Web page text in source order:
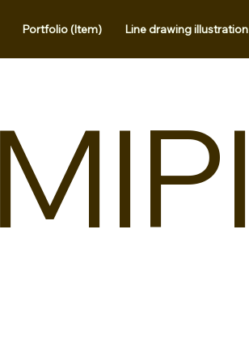
Portfolio (Item) Line drawing illustration